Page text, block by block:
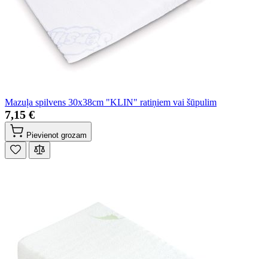
Mazuļa spilvens 30x38cm "KLIN" ratiņiem vai šūpulim
7,15 €
Pievienot grozam